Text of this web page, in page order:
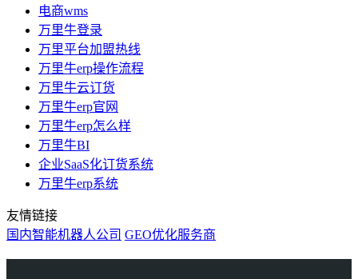
电商wms
万里牛登录
万里平台加盟热线
万里牛erp操作流程
万里牛云订货
万里牛erp官网
万里牛erp怎么样
万里牛BI
企业SaaS化订货系统
万里牛erp系统
友情链接
国内智能机器人公司 GEO优化服务商